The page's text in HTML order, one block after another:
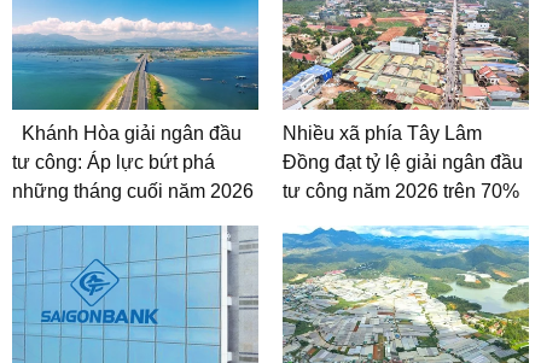
Khánh Hòa giải ngân đầu
tư công: Áp lực bứt phá
những tháng cuối năm 2026
Nhiều xã phía Tây Lâm
Đồng đạt tỷ lệ giải ngân đầu
tư công năm 2026 trên 70%